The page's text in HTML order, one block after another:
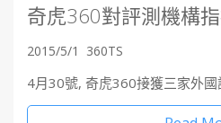
奇虎360對評測機構
2015/5/1 360TS
4月30號, 奇虎360接獲三家外